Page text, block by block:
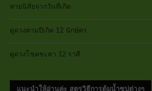
ทายนิสัยจากวันที่เกิด
ดูดวงตามปีเกิด 12 นักษัตร
ดูดวงโชคชะตา 12 ราศี
แนะนำให้อ่านค่ะ สูตรวิธีการต้มน้ำซุปต่างๆ